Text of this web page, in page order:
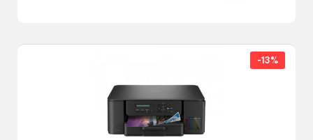
-13%